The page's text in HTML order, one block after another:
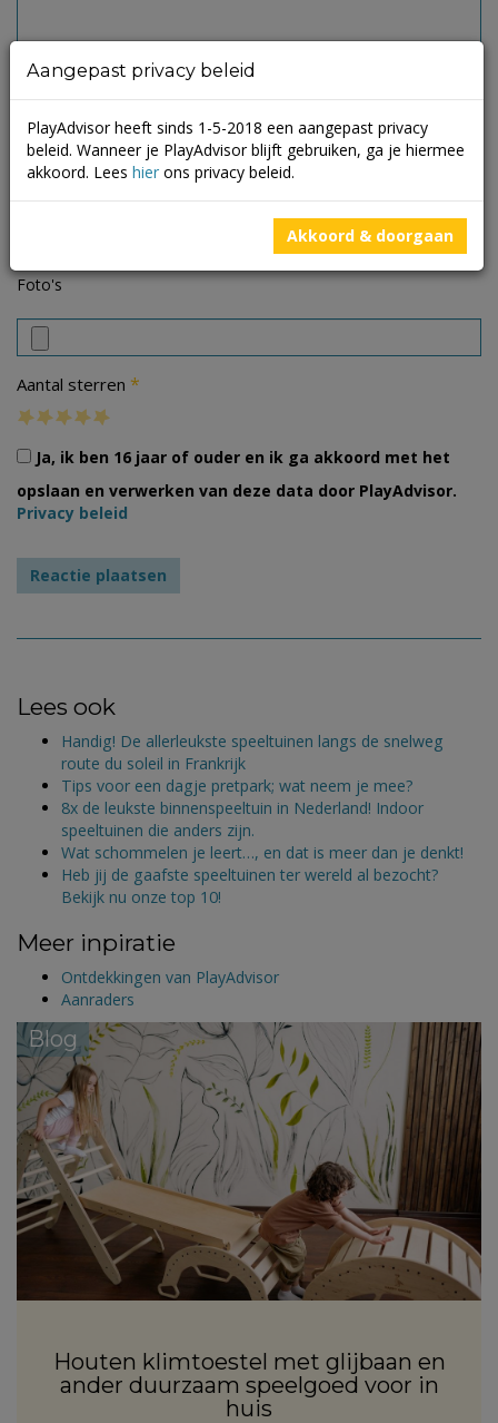
Foto's
Aantal sterren *
Ja, ik ben 16 jaar of ouder en ik ga akkoord met het
opslaan en verwerken van deze data door PlayAdvisor.
Privacy beleid
Lees ook
Handig! De allerleukste speeltuinen langs de snelweg
route du soleil in Frankrijk
Tips voor een dagje pretpark; wat neem je mee?
8x de leukste binnenspeeltuin in Nederland! Indoor
speeltuinen die anders zijn.
Wat schommelen je leert…, en dat is meer dan je denkt!
Heb jij de gaafste speeltuinen ter wereld al bezocht?
Bekijk nu onze top 10!
Meer inpiratie
Ontdekkingen van PlayAdvisor
Aanraders
Blog
Houten klimtoestel met glijbaan en
ander duurzaam speelgoed voor in
huis
Aangepast privacy beleid
PlayAdvisor heeft sinds 1-5-2018 een aangepast privacy
beleid. Wanneer je PlayAdvisor blijft gebruiken, ga je hiermee
akkoord. Lees hier ons privacy beleid.
Akkoord & doorgaan